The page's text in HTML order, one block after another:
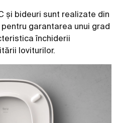
și bideuri sunt realizate din
garantarea unui grad
închiderii
loviturilor.